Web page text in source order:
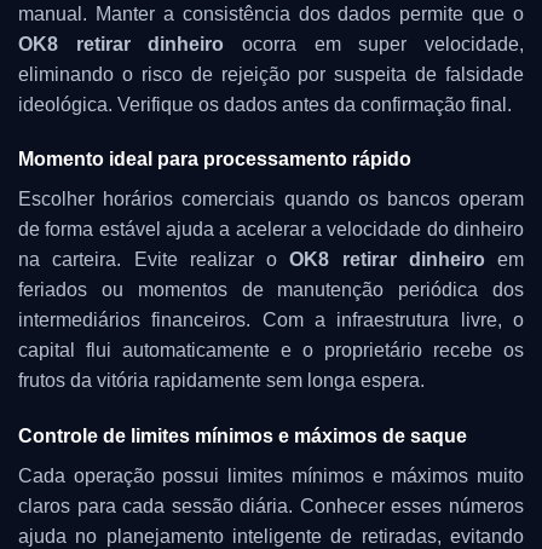
manual. Manter a consistência dos dados permite que o
OK8 retirar dinheiro ocorra em super velocidade,
eliminando o risco de rejeição por suspeita de falsidade
ideológica. Verifique os dados antes da confirmação final.
Momento ideal para processamento rápido
Escolher horários comerciais quando os bancos operam
de forma estável ajuda a acelerar a velocidade do dinheiro
na carteira. Evite realizar oOK8 retirar dinheiroem
feriados ou momentos de manutenção periódica dos
intermediários financeiros. Com a infraestrutura livre, o
capital flui automaticamente e o proprietário recebe os
frutos da vitória rapidamente sem longa espera.
Controle de limites mínimos e máximos de saque
Cada operação possui limites mínimos e máximos muito
claros para cada sessão diária. Conhecer esses números
ajuda no planejamento inteligente de retiradas, evitando